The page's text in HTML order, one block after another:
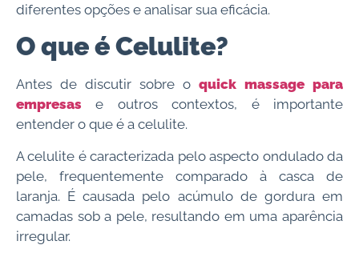
diferentes opções e analisar sua eficácia.
O que é Celulite?
Antes de discutir sobre o quick massage para
empresas e outros contextos, é importante
entender o que é a celulite.
A celulite é caracterizada pelo aspecto ondulado da
pele, frequentemente comparado à casca de
laranja. É causada pelo acúmulo de gordura em
camadas sob a pele, resultando em uma aparência
irregular.